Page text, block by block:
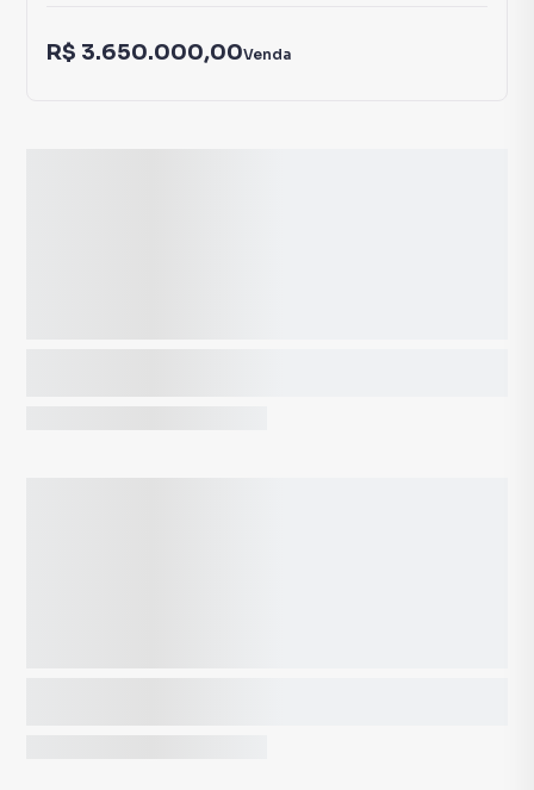
R$ 3.650.000,00Venda